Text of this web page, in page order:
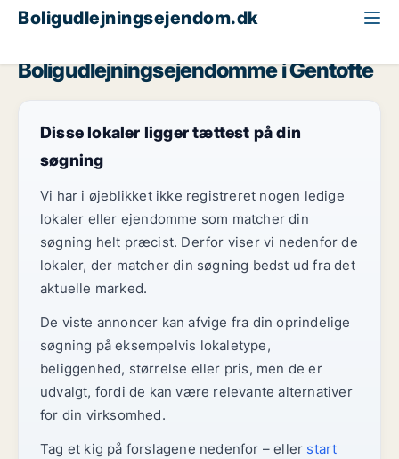
Boligudlejningsejendom.dk
Boligudlejningsejendomme i Gentofte
Disse lokaler ligger tættest på din
søgning
Vi har i øjeblikket ikke registreret nogen ledige
lokaler eller ejendomme som matcher din
søgning helt præcist. Derfor viser vi nedenfor de
lokaler, der matcher din søgning bedst ud fra det
aktuelle marked.
De viste annoncer kan afvige fra din oprindelige
søgning på eksempelvis lokaletype,
beliggenhed, størrelse eller pris, men de er
udvalgt, fordi de kan være relevante alternativer
for din virksomhed.
Tag et kig på forslagene nedenfor – eller start